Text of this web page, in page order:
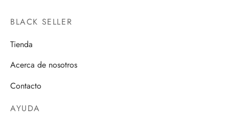
BLACK SELLER
Tienda
Acerca de nosotros
Contacto
AYUDA